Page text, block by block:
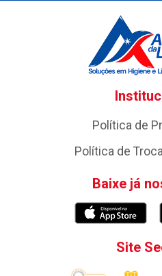
Política de
Política de
Baixe já
Site